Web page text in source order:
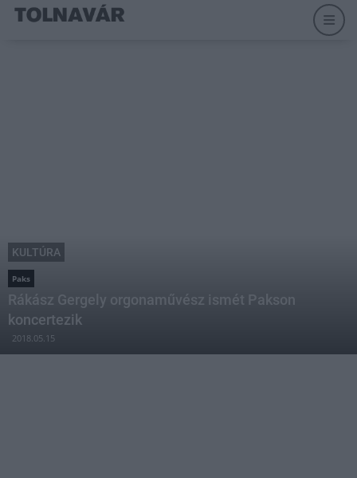
KULTÚRA
Paks
Rákász Gergely orgonaművész ismét Pakson
koncertezik
2018.05.15